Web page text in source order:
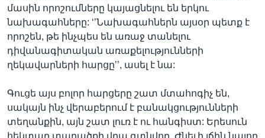
մասին որոշումները կայացնելու են երկու
նախագահները: ‘’Նախագահներն այսօր պետք է
որոշեն, թե ինչպես են առաջ տանելու
դիվանագիտական առաքելությունների
ղեկավարների հարցը’’, ասել է նա:
Գուցե այս բոլոր հարցերը շատ մտահոգիչ են,
սակայն ինչ վերաբերում է բանակցությունների
տեղանքին, այն շատ լուռ է ու հանգիստ: Երեսուն
հեկտար տարածքի վրա գտնվող, Ժնեւի լճին նայող